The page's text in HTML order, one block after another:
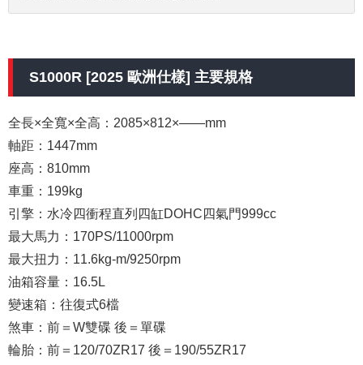
S1000R [2025 歐洲仕樣] 主要規格
全長×全寬×全高：2085×812×――mm
軸距：1447mm
座高：810mm
車重：199kg
引擎：水冷四衝程直列四缸DOHC四氣門999cc
最大馬力：170PS/11000rpm
最大扭力：11.6kg-m/9250rpm
油箱容量：16.5L
變速箱：往復式6檔
煞車：前＝W雙碟 後＝單碟
輪胎：前＝120/70ZR17 後＝190/55ZR17